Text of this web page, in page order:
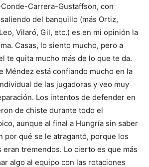
Carrera-Gustaffson, con
del banquillo (más Ortiz,
Vilaró, Gil, etc.) es en mi opinión la
Casas, lo siento mucho, pero a
te quita mucho más de lo que te da.
Méndez está confiando mucho en la
de las jugadoras y veo muy
Los intentos de defender en
de chiste durante todo el
aunque al final a Hungría sin saber
por qué se le atragantó, porque los
eran tremendos. Lo cierto es que más
algo al equipo con las rotaciones